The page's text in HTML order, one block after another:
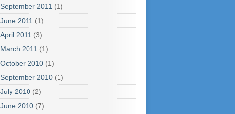
September 2011 (1)
June 2011 (1)
April 2011 (3)
March 2011 (1)
October 2010 (1)
September 2010 (1)
July 2010 (2)
June 2010 (7)